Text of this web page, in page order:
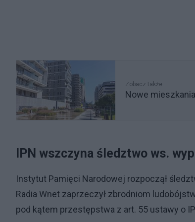
Zobacz także
Nowe
IPN wszczyna śledztwo ws.
Instytut Pamięci Narodowej rozpoczął
Radia Wnet zaprzeczył zbrodniom
pod kątem przestępstwa z art. 55 ustawy o